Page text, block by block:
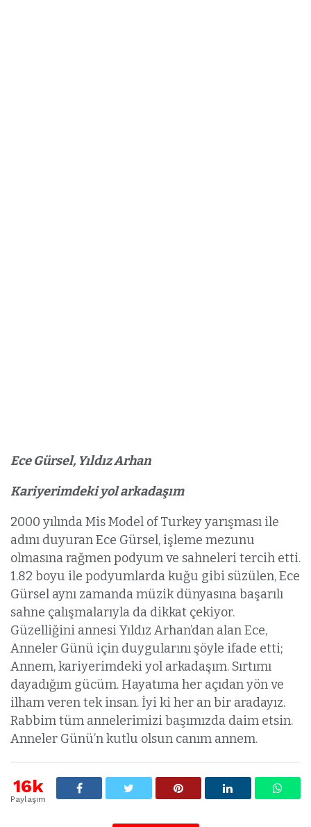
Ece Gürsel, Yıldız Arhan
Kariyerimdeki yol arkadaşım
2000 yılında Mis Model of Turkey yarışması ile
adını duyuran Ece Gürsel, işleme mezunu
olmasına rağmen podyum ve sahneleri tercih etti.
1.82 boyu ile podyumlarda kuğu gibi süzülen, Ece
Gürsel aynı zamanda müzik dünyasına başarılı
sahne çalışmalarıyla da dikkat çekiyor.
Güzelliğini annesi Yıldız Arhan’dan alan Ece,
Anneler Günü için duygularını şöyle ifade etti;
Annem, kariyerimdeki yol arkadaşım. Sırtımı
dayadığım gücüm. Hayatıma her açıdan yön ve
ilham veren tek insan. İyi ki her an bir aradayız.
Rabbim tüm annelerimizi başımızda daim etsin.
Anneler Günü’n kutlu olsun canım annem.
16k
Paylaşım